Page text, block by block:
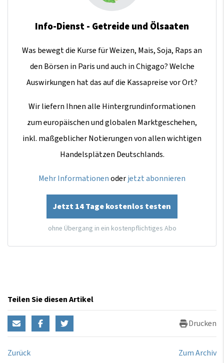
Info-Dienst - Getreide und Ölsaaten
Was bewegt die Kurse für Weizen, Mais, Soja, Raps an
den Börsen in Paris und auch in Chigago? Welche
Auswirkungen hat das auf die Kassapreise vor Ort?
Wir liefern Ihnen alle Hintergrundinformationen
zum europäischen und globalen Marktgeschehen,
inkl. maßgeblicher Notierungen von allen wichtigen
Handelsplätzen Deutschlands.
Mehr Informationenoderjetzt abonnieren
Jetzt 14 Tage kostenlos testen
ohne Übergang in ein kostenpflichtiges Abo
Teilen Sie diesen Artikel
Drucken
Zurück Zum Archiv